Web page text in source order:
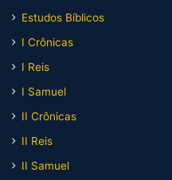
Estudos Bíblicos
I Crônicas
I Reis
I Samuel
II Crônicas
II Reis
II Samuel